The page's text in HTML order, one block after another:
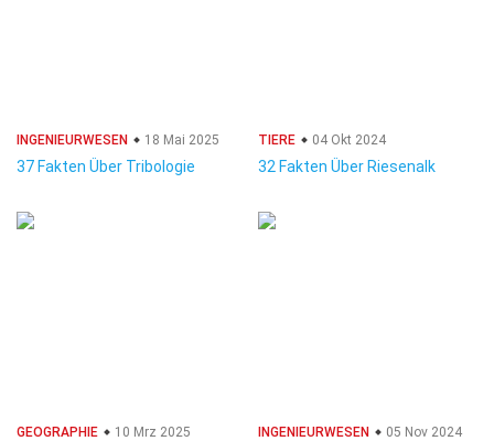
INGENIEURWESEN 18 Mai 2025
37 Fakten Über Tribologie
TIERE 04 Okt 2024
32 Fakten Über Riesenalk
GEOGRAPHIE 10 Mrz 2025 INGENIEURWESEN 05 Nov 2024